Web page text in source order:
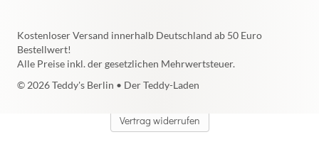
© 2026 Teddy's Berlin • Der Teddy-Laden
Kostenloser Versand innerhalb Deutschland ab 50 Euro
Bestellwert!
Alle Preise inkl. der gesetzlichen Mehrwertsteuer.
Vertrag widerrufen